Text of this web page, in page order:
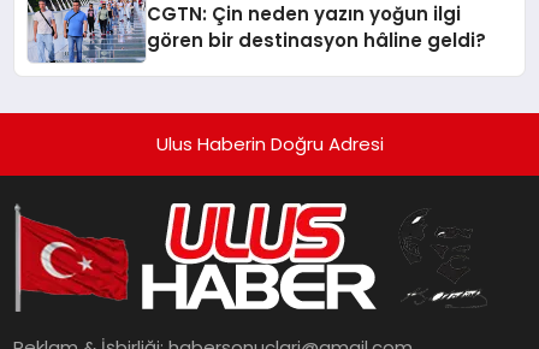
CGTN: Çin neden yazın yoğun ilgi
gören bir destinasyon hâline geldi?
Ulus Haberin Doğru Adresi